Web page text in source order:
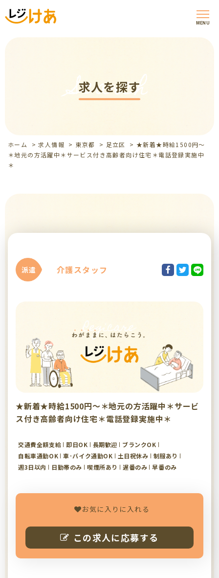
MENU
求人を探す
Search
ホーム >求人情報 > 東京都 > 足立区 >★新着★時給1500円～
＊地元の方活躍中＊サービス付き高齢者向け住宅＊電話登録実施中
＊
派遣 介護スタッフ
★新着★時給1500円～＊地元の方活躍中＊サービ
ス付き高齢者向け住宅＊電話登録実施中＊
交通費全額支給 即日OK 長期歓迎
ブランクOK
自転車通勤OK
車･バイク通勤OK 土日祝休み
制服あり
週3日以内
日勤帯のみ 喫煙所あり 遅番のみ 早番のみ
お気に入りに入れる
この求人に応募する